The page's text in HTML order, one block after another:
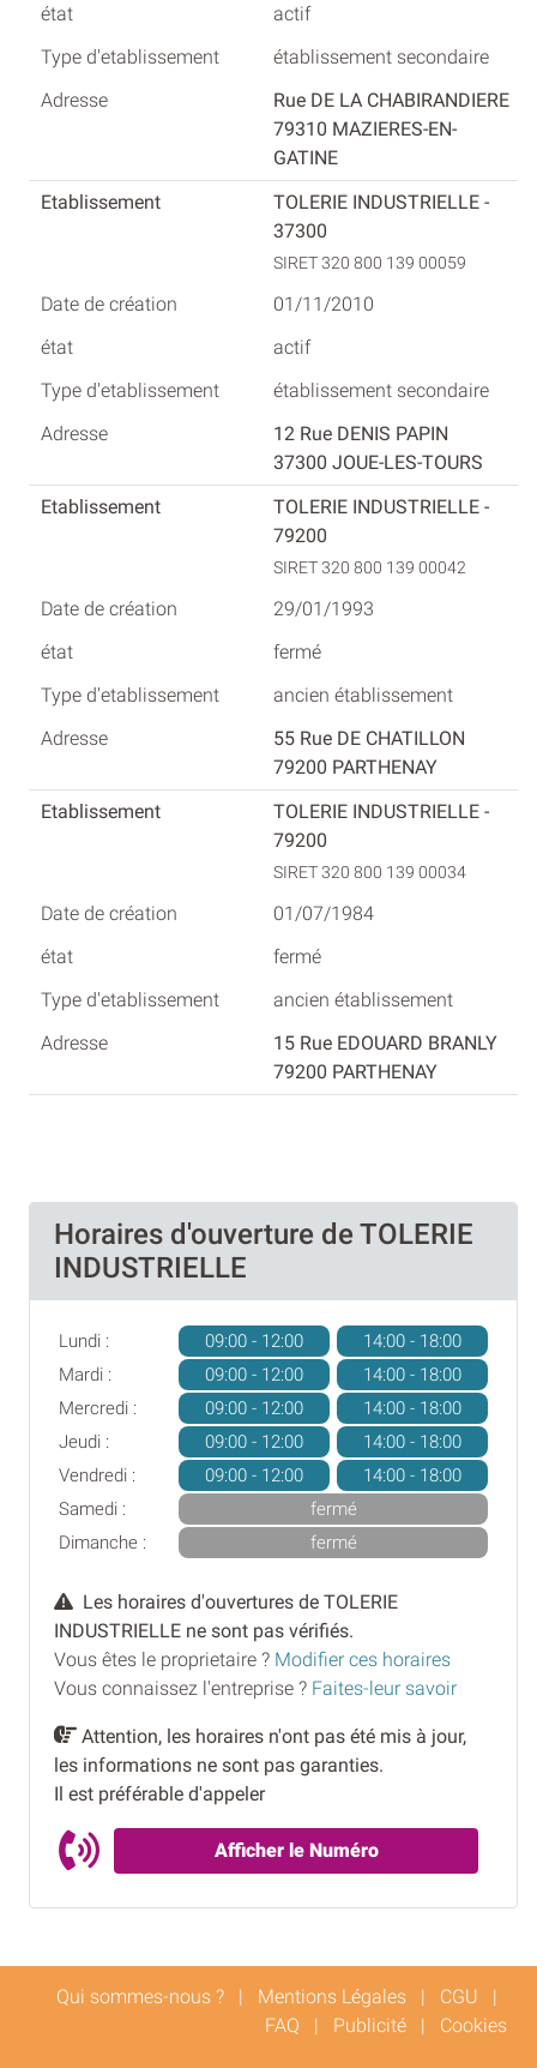
actif
établissement secondaire
Rue DE LA CHABIRANDIERE
79310 MAZIERES-EN-
GATINE
TOLERIE INDUSTRIELLE -
37300
SIRET 320 800 139 00059
01/11/2010
actif
établissement secondaire
12 Rue DENIS PAPIN
37300 JOUE-LES-TOURS
TOLERIE INDUSTRIELLE -
79200
SIRET 320 800 139 00042
29/01/1993
fermé
ancien établissement
55 Rue DE CHATILLON
79200 PARTHENAY
TOLERIE INDUSTRIELLE -
79200
SIRET 320 800 139 00034
01/07/1984
fermé
ancien établissement
15 Rue EDOUARD BRANLY
79200 PARTHENAY
Horaires d'ouverture de TOLERIE
INDUSTRIELLE
Lundi : 09:00 - 12:00
14:00 - 18:00
Mardi :
09:00 - 12:00
14:00 - 18:00
Mercredi :
09:00 - 12:00
14:00 - 18:00
Jeudi :
09:00 - 12:00
14:00 - 18:00
Vendredi :
09:00 - 12:00
14:00 - 18:00
Samedi :
fermé
Dimanche :
fermé
Les horaires d'ouvertures de TOLERIE
INDUSTRIELLE ne sont pas vérifiés.
Vous êtes le proprietaire ? Modifier ces horaires
Vous connaissez l'entreprise ? Faites-leur savoir
Attention, les horaires n'ont pas été mis à jour,
les informations ne sont pas garanties.
Il est préférable d'appeler
Afficher le Numéro
Qui sommes-nous ? | Mentions Légales | CGU |
FAQ | Publicité | Cookies